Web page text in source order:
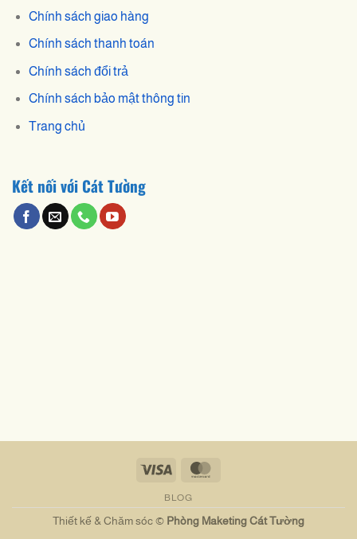
Chính sách giao hàng
Chính sách thanh toán
Chính sách đổi trả
Chính sách bảo mật thông tin
Trang chủ
Kết nối với Cát Tường
Visa
BLOG
Thiết kế & Chăm sóc © Phòng Maketing Cát Tường